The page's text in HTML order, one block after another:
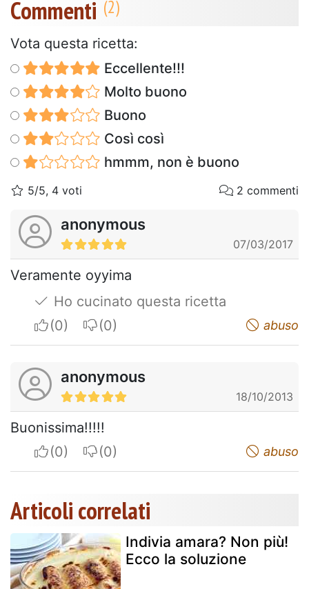
Commenti
Vota questa ricetta:
Eccellente!!!
Molto buono
Buono
Così così
hmmm, non è buono
5/5, 4 voti 2 commenti
anonymous
07/03/2017
Veramente oyyima
Ho cucinato questa ricetta
I apreciateI do not appreciate abuso
anonymous
18/10/2013
Buonissima!!!!!
I apreciateI do not appreciate abuso
Articoli correlati
Indivia amara? Non più!
Ecco la soluzione